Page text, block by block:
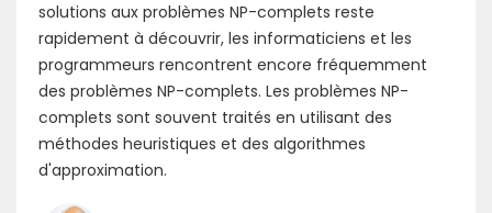
solutions aux problèmes NP-complets reste
rapidement à découvrir, les informaticiens et les
programmeurs rencontrent encore fréquemment
des problèmes NP-complets. Les problèmes NP-
complets sont souvent traités en utilisant des
méthodes heuristiques et des algorithmes
d'approximation.